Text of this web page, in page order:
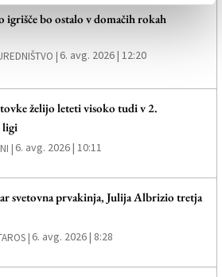
igrišče bo ostalo v domačih rokah
|6. avg. 2026 | 12:20
želijo leteti visoko tudi v 2.
ligi
| 6. avg. 2026 | 10:11
svetovna prvakinja, Julija Albrizio tretja
| 6. avg. 2026 | 8:28